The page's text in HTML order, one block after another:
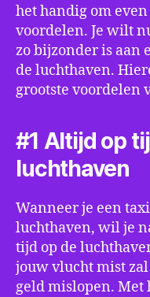
het handig om
voordelen. Je wilt
zo bijzonder is aan
de luchthaven.
grootste voordelen
#1 Altijd op
luchthaven
Wanneer je een
luchthaven, wil je
tijd op de
jouw vlucht mist
geld mislopen.